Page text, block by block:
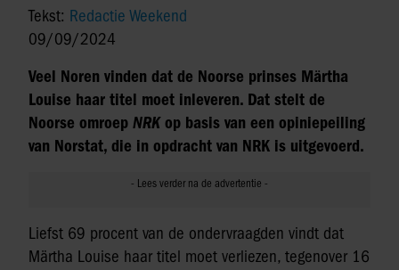
Tekst: Redactie Weekend
09/09/2024
Veel Noren vinden dat de Noorse prinses Märtha
Louise haar titel moet inleveren. Dat stelt de
Noorse omroep NRKop basis van een opiniepeiling
van Norstat, die in opdracht van NRK is uitgevoerd.
Liefst 69 procent van de ondervraagden vindt dat
Märtha Louise haar titel moet verliezen, tegenover 16